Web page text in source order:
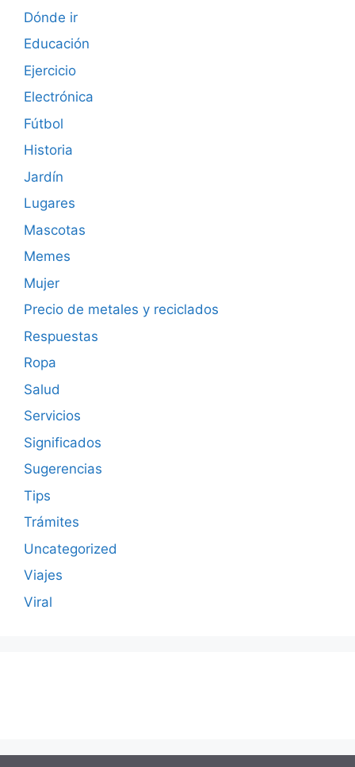
Dónde ir
Educación
Ejercicio
Electrónica
Fútbol
Historia
Jardín
Lugares
Mascotas
Memes
Mujer
Precio de metales y reciclados
Respuestas
Ropa
Salud
Servicios
Significados
Sugerencias
Tips
Trámites
Uncategorized
Viajes
Viral